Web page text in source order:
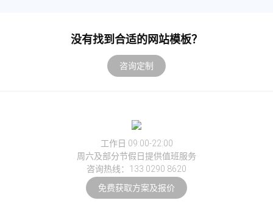
没有找到合适的网站模板？
咨询定制
工作日 09:00-22:00
周六及部分节假日提供值班服务
咨询热线：133 0290 8620
免费获取方案及报价